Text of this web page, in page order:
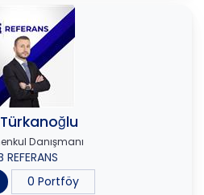
Danışmanı
REFERANS
0 Portföy